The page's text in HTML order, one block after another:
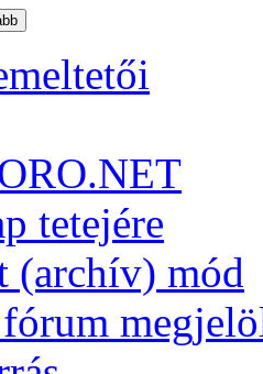
tetejére
(archív) mód
fórum